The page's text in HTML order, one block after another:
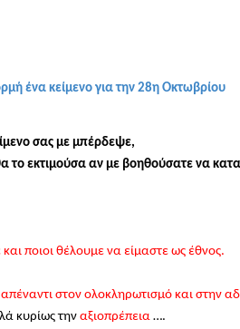
ένα κείμενο για την 28η Οκτωβρίου
σας με μπέρδεψε,
το εκτιμούσα αν με βοηθούσατε να
ποιοι θέλουμε να είμαστε ως έθνος.
στον ολοκληρωτισμό και στην
κυρίως την αξιοπρέπεια ….